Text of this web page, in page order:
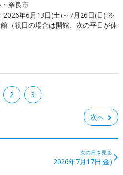
・奈良市
2026年6月13日(土)～7月26日(日) ※
館（祝日の場合は開館、次の平日が休
2 3
次へ
次の日を見る
2026年7月17日(金)